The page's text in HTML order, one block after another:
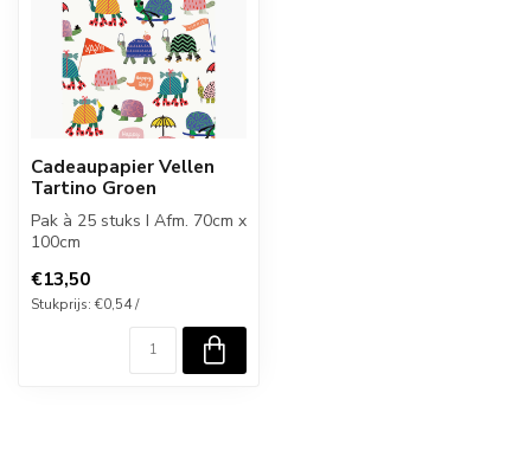
Cadeaupapier Vellen
Tartino Groen
Pak à 25 stuks I Afm. 70cm x
100cm
€13,50
Stukprijs: €0,54 /